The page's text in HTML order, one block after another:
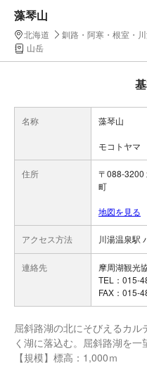
藻琴山
北海道
釧路・阿寒・根室・
山岳
名称 藻琴山
モコトヤマ
住所
〒088-3200
町
地図を見る
アクセス方法 川湯温泉駅
連絡先
摩周湖観光
TEL：015-
FAX：015-
屈斜路湖の北にそびえるカ
く湖に落込む。屈斜路湖を一
【規模】標高：1,000ｍ